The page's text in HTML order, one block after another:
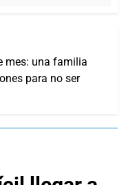
mes: una familia
para no ser